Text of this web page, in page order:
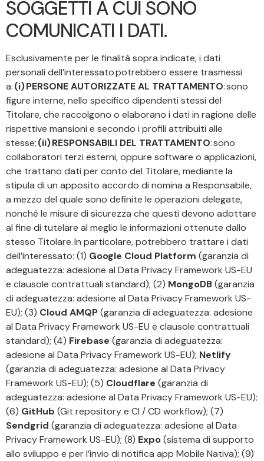
SOGGETTI A CUI SONO
COMUNICATI I DATI.
Esclusivamente per le finalità sopra indicate, i dati
personali dell’interessato potrebbero essere trasmessi
a:(i) PERSONE AUTORIZZATE AL TRATTAMENTO: sono
figure interne, nello specifico dipendenti stessi del
Titolare, che raccolgono o elaborano i dati in ragione delle
rispettive mansioni e secondo i profili attribuiti alle
stesse;(ii) RESPONSABILI DEL TRATTAMENTO: sono
collaboratori terzi esterni, oppure software o applicazioni,
che trattano dati per conto del Titolare, mediante la
stipula di un apposito accordo di nomina a Responsabile,
a mezzo del quale sono definite le operazioni delegate,
nonché le misure di sicurezza che questi devono adottare
al fine di tutelare al meglio le informazioni ottenute dallo
stesso Titolare. In particolare, potrebbero trattare i dati
dell’interessato: (1) Google Cloud Platform (garanzia di
adeguatezza: adesione al Data Privacy Framework US-EU
e clausole contrattuali standard); (2) MongoDB(garanzia
di adeguatezza: adesione al Data Privacy Framework US-
EU); (3) Cloud AMQP(garanzia di adeguatezza: adesione
al Data Privacy Framework US-EU e clausole contrattuali
standard); (4) Firebase (garanzia di adeguatezza:
adesione al Data Privacy Framework US-EU); Netlify
(garanzia di adeguatezza: adesione al Data Privacy
Framework US-EU); (5) Cloudflare (garanzia di
adeguatezza: adesione al Data Privacy Framework US-EU);
(6) GitHub (Git repository e CI / CD workflow); (7)
Sendgrid (garanzia di adeguatezza: adesione al Data
Privacy Framework US-EU); (8) Expo(sistema di supporto
allo sviluppo e per l’invio di notifica app Mobile Nativa); (9)